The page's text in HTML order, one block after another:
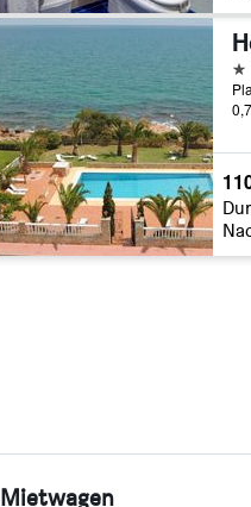
3
Mietwagen